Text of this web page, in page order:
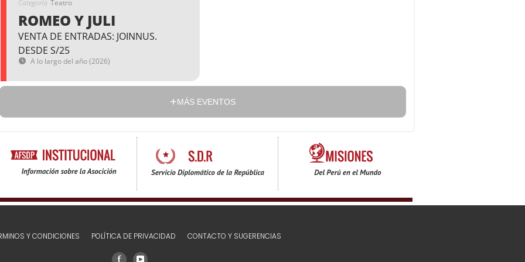
Categoría Teatro
ROMEO Y JULI
VENTA DE ENTRADAS: JOINNUS.
DESDE S/25
A lo largo del año (2026)
MÁS EVENTOS
Y CONDICIONES POLÍTICA DE PRIVACIDAD CONTACTO Y SUGERENCIAS